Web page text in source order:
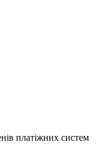
платіжних систем